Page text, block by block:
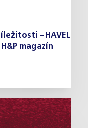
– HAVEL
H&P magazín